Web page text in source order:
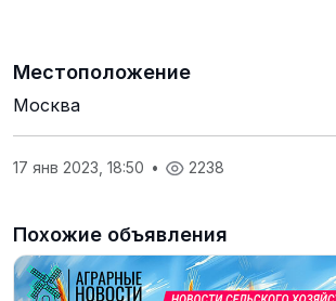
Местоположение
Москва
17 янв 2023, 18:50 • 2238
Похожие объявления